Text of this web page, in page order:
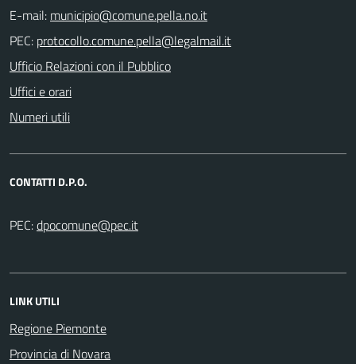
E-mail:
PEC:
Ufficio Relazioni con il Pubblico
Uffici e orari
Numeri utili
CONTATTI D.P.O.
PEC:
LINK UTILI
Regione Piemonte
Provincia di Novara